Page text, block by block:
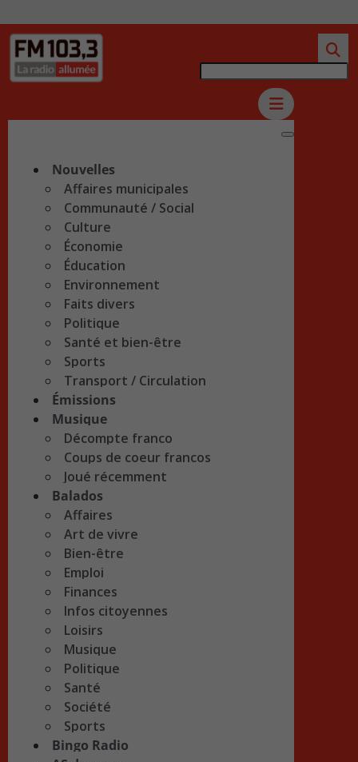
Nouvelles
Affaires municipales
Communauté / Social
Culture
Économie
Éducation
Environnement
Faits divers
Politique
Santé et bien-être
Sports
Transport / Circulation
Émissions
Musique
Décompte franco
Coups de coeur francos
Joué récemment
Balados
Affaires
Art de vivre
Bien-être
Emploi
Finances
Infos citoyennes
Loisirs
Musique
Politique
Santé
Société
Sports
Bingo Radio